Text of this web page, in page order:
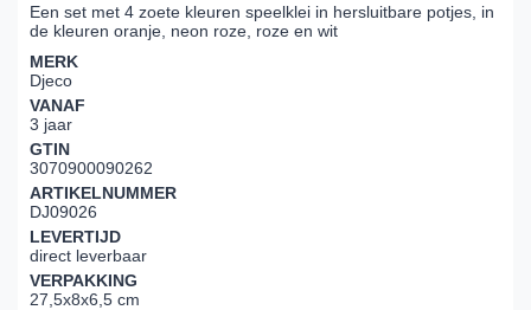
Een set met 4 zoete kleuren speelklei in hersluitbare potjes, in
de kleuren oranje, neon roze, roze en wit
MERK
Djeco
VANAF
3 jaar
GTIN
3070900090262
ARTIKELNUMMER
DJ09026
LEVERTIJD
direct leverbaar
VERPAKKING
27,5x8x6,5 cm